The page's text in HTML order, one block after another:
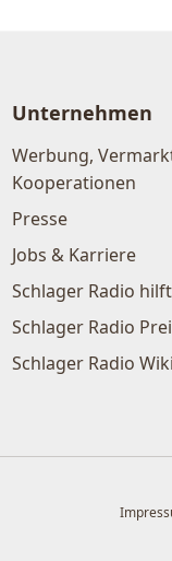
Unternehmen
Werbung,
Kooperationen
Presse
Jobs & Karriere
Schlager Radio hilft
Schlager Radio
Schlager Radio